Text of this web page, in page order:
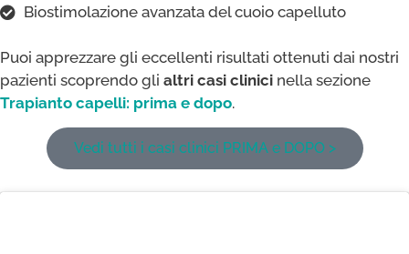
Biostimolazione avanzata del cuoio capelluto
Puoi apprezzare gli eccellenti risultati ottenuti dai nostri
pazienti scoprendo gli altri casi clinici nella sezione
Trapianto capelli: prima e dopo.
Vedi tutti i casi clinici PRIMA e DOPO >